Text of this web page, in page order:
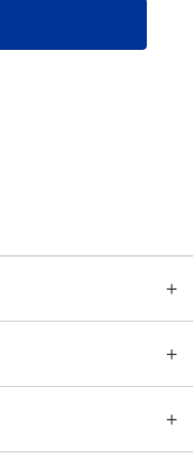
＋
＋
＋